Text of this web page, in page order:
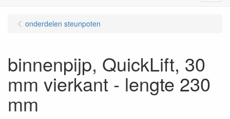
onderdelen steunpoten
binnenpijp, QuickLift, 30
mm vierkant - lengte 230
mm